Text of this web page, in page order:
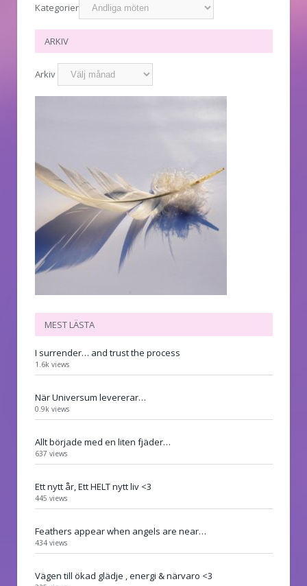
Kategorier
ARKIV
Arkiv
MEST LÄSTA
I surrender… and trust the process
1.6k views
När Universum levererar…
0.9k views
Allt började med en liten fjäder…
637 views
Ett nytt år, Ett HELT nytt liv <3
445 views
Feathers appear when angels are near…
434 views
Vägen till ökad glädje , energi & närvaro <3